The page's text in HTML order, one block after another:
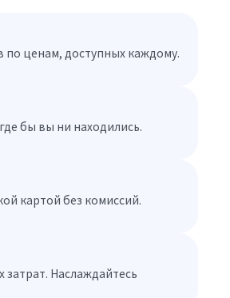
ценам, доступных каждому.
бы вы ни находились.
картой без комиссий.
Наслаждайтесь